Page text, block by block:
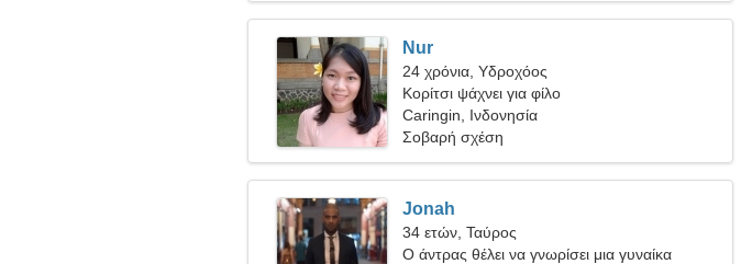
Nur
24 χρόνια, Υδροχόος
Κορίτσι ψάχνει για φίλο
Caringin, Ινδονησία
Σοβαρή σχέση
Jonah
34 ετών, Ταύρος
Ο άντρας θέλει να γνωρίσει μια γυναίκα